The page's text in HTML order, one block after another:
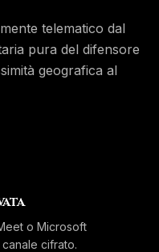
telematico dal
pura del difensore
geografica al
o Microsoft
canale cifrato.